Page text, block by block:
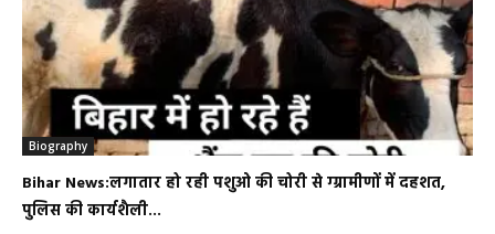
Biography
Bihar News:लगातार हो रही पशुओ की चोरी से ग्ग्रामीणों में दहशत,
पुलिस की कार्यशैली...